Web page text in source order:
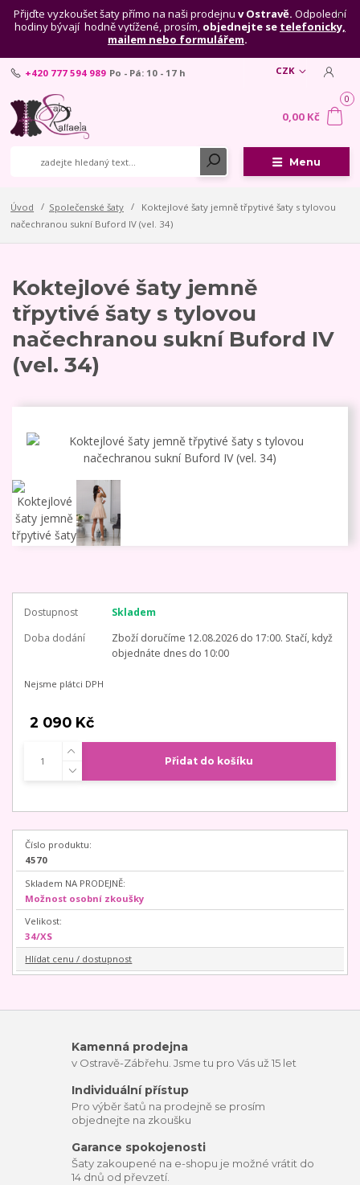
Přijďte vyzkoušet šaty přímo na naši prodejnu v Ostravě. Odpolední
hodiny bývají hodně vytížené, prosím, objednejte se telefonicky,
mailem nebo formulářem.
Menu
CZK
+420 777 594 989 Po - Pá: 10 - 17 h
0
0,00 Kč
Úvod Společenské šaty
Koktejlové šaty jemně třpytivé šaty s tylovou
načechranou sukní Buford IV (vel. 34)
Koktejlové šaty jemně
třpytivé šaty s tylovou
načechranou sukní Buford IV
(vel. 34)
Dostupnost
Skladem
Doba dodání
Zboží doručíme 12.08.2026 do 17:00. Stačí, když
objednáte dnes do 10:00
Nejsme plátci DPH
2 090 Kč
Přidat do košíku
Číslo produktu:
4570
Skladem NA PRODEJNĚ:
Možnost osobní zkoušky
Velikost:
34/XS
Hlídat cenu / dostupnost
Kamenná prodejna
v Ostravě-Zábřehu. Jsme tu pro Vás už 15 let
Individuální přístup
Pro výběr šatů na prodejně se prosím
objednejte na zkoušku
Garance spokojenosti
Šaty zakoupené na e-shopu je možné vrátit do
14 dnů od převzetí.